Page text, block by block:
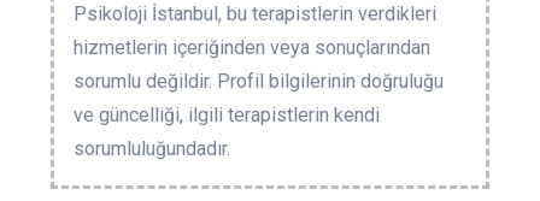
Psikoloji İstanbul, bu terapistlerin verdikleri
hizmetlerin içeriğinden veya sonuçlarından
sorumlu değildir. Profil bilgilerinin doğruluğu
ve güncelliği, ilgili terapistlerin kendi
sorumluluğundadır.